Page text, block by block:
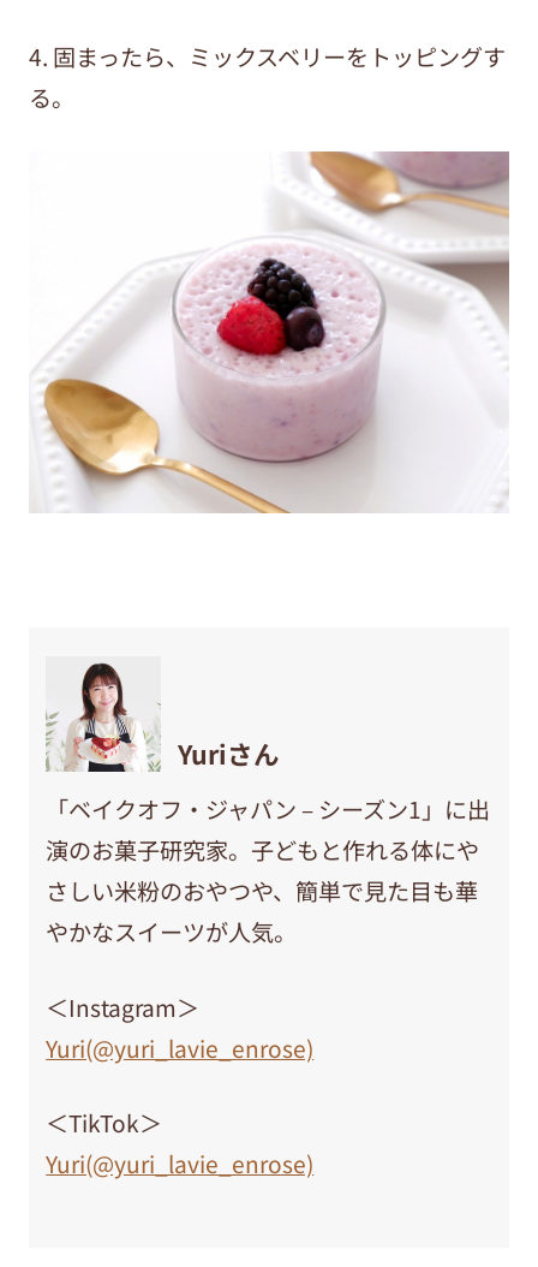
4. 固まったら、ミックスベリーをトッピングす
る。
Yuriさん
「ベイクオフ・ジャパン – シーズン1」に出
演のお菓子研究家。子どもと作れる体にや
さしい米粉のおやつや、簡単で見た目も華
やかなスイーツが人気。
＜Instagram＞
Yuri(@yuri_lavie_enrose)
＜TikTok＞
Yuri(@yuri_lavie_enrose)